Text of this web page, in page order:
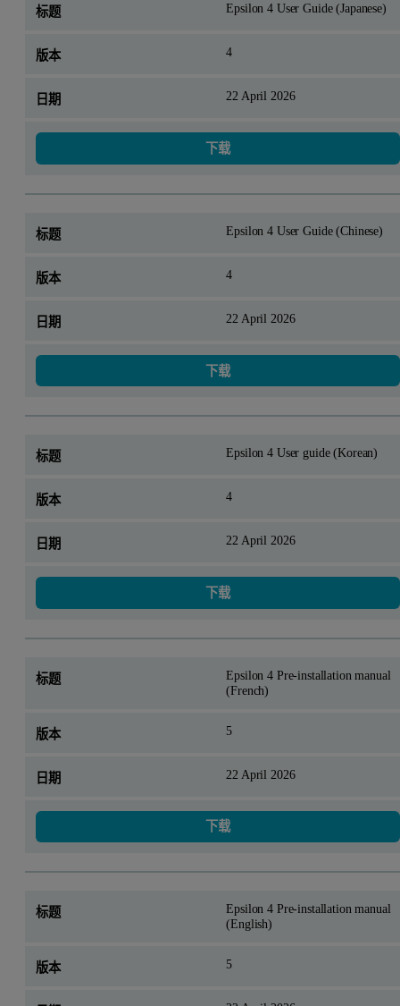
Epsilon 4 User Guide (Japanese)
4
22 April 2026
下载
Epsilon 4 User Guide (Chinese)
4
22 April 2026
下载
Epsilon 4 User guide (Korean)
4
22 April 2026
下载
Epsilon 4 Pre-installation manual
(French)
5
22 April 2026
下载
Epsilon 4 Pre-installation manual
(English)
5